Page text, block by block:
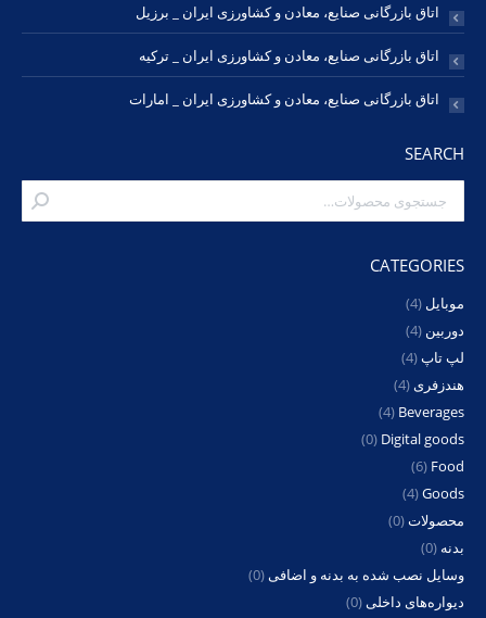
اتاق بازرگانی صنایع، معادن و کشاورزی ایران _ برزیل
اتاق بازرگانی صنایع، معادن و کشاورزی ایران _ ترکیه
اتاق بازرگانی صنایع، معادن و کشاورزی ایران _ امارات
SEARCH
CATEGORIES
موبایل (4)
دوربین (4)
لپ تاپ(4)
هندزفری(4)
Beverages
(4)
Digital goods
(0)
Food
(6)
Goods
(4)
محصولات(0)
بدنه (0)
وسایل نصب شده به بدنه و اضافی(0)
دیواره‌های داخلی(0)